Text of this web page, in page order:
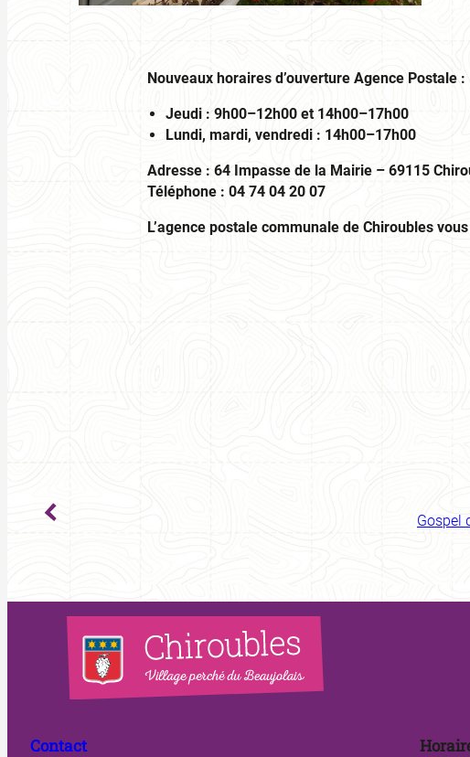
Nouveaux horaires d’ouverture Agence Postale :
Jeudi : 9h00–12h00 et 14h00–17h00
Lundi, mardi, vendredi : 14h00–17h00
Adresse : 64 Impasse de la Mairie – 69115
Téléphone : 04 74 04 20 07
L’agence postale communale de Chiroubles
Gospel
Contact